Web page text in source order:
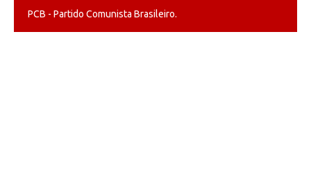
PCB - Partido Comunista Brasileiro.